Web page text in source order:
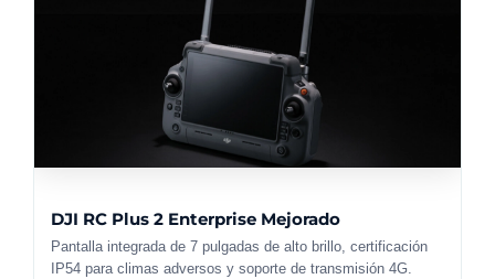
DJI RC Plus 2 Enterprise Mejorado
Pantalla integrada de 7 pulgadas de alto brillo, certificación
IP54 para climas adversos y soporte de transmisión 4G.